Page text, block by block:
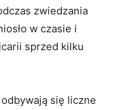
zwiedzania
w czasie i
sprzed kilku
się liczne